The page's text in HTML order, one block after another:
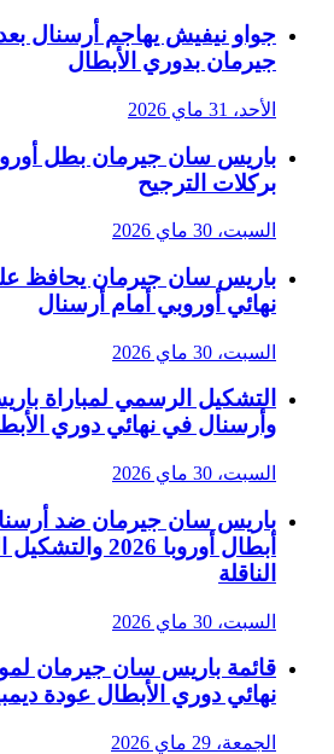
جواو نيفيش يهاجم أرسنال
جيرمان بدوري الأبطال
الأحد، 31 ماي 2026
باريس سان جيرمان بطل
بركلات الترجيح
السبت، 30 ماي 2026
نهائي أوروبي أمام أرسنال
السبت، 30 ماي 2026
التشكيل الرسمي لمباراة
وأرسنال في نهائي دوري
السبت، 30 ماي 2026
باريس سان جيرمان ضد
أبطال أوروبا
الناقلة
السبت، 30 ماي 2026
قائمة باريس سان جيرمان
نهائي دوري الأبطال عودة
الجمعة، 29 ماي 2026